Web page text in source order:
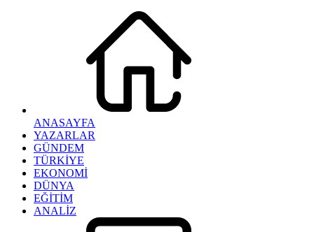
ANASAYFA
YAZARLAR
GÜNDEM
TÜRKİYE
EKONOMİ
DÜNYA
EĞİTİM
ANALİZ